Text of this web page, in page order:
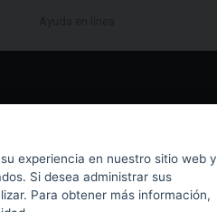
experiencia en nuestro sitio web y
Si desea administrar sus
Para obtener más información,